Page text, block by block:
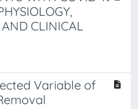
CLINICAL
Variable of